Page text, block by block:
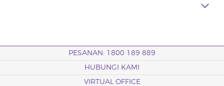
PESANAN: 1800 189 889
HUBUNGI KAMI
VIRTUAL OFFICE